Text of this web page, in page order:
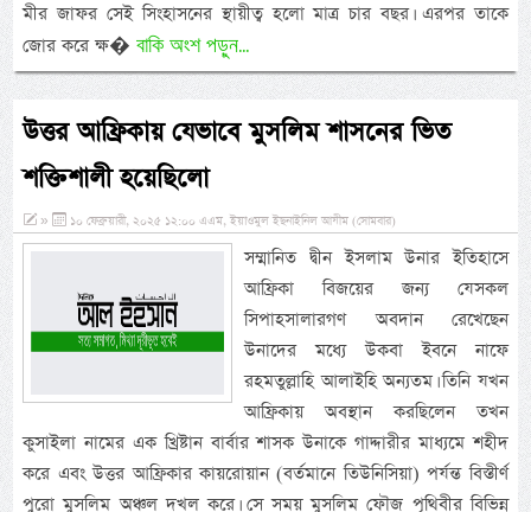
মীর জাফর সেই সিংহাসনের স্থায়ীত্ব হলো মাত্র চার বছর। এরপর তাকে
জোর করে ক্ষ�বাকি অংশ পড়ুন...
উত্তর আফ্রিকায় যেভাবে মুসলিম শাসনের ভিত
শক্তিশালী হয়েছিলো
» ১০ ফেব্রুয়ারী, ২০২৫ ১২:০০ এএম, ইয়াওমুল ইছনাইনিল আযীম (সোমবার)
সম্মানিত দ্বীন ইসলাম উনার ইতিহাসে
আফ্রিকা বিজয়ের জন্য যেসকল
সিপাহসালারগণ অবদান রেখেছেন
উনাদের মধ্যে উকবা ইবনে নাফে
রহমতুল্লাহি আলাইহি অন্যতম। তিনি যখন
আফ্রিকায় অবস্থান করছিলেন তখন
কুসাইলা নামের এক খ্রিষ্টান বার্বার শাসক উনাকে গাদ্দারীর মাধ্যমে শহীদ
করে এবং উত্তর আফ্রিকার কায়রোয়ান (বর্তমানে তিউনিসিয়া) পর্যন্ত বিস্তীর্ণ
পুরো মুসলিম অঞ্চল দখল করে। সে সময় মুসলিম ফৌজ পৃথিবীর বিভিন্ন